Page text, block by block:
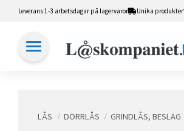
Leverans 1-3 arbetsdagar på lagervaror Unika produkter
LÅS DÖRRLÅS GRINDLÅS, BESLAG